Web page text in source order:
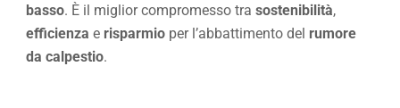
basso. È il miglior compromesso trasostenibilità,
efficienza e risparmio per l’abbattimento del rumore
da calpestio.